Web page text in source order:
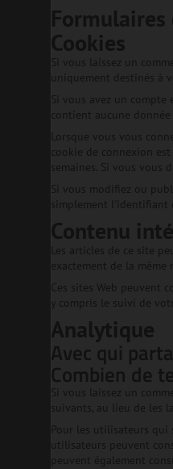
Cookies
Si vous laissez un
uniquement destinés à
Si vous avez un
contient aucune
Lorsque vous vous
cookie de connexion
semaines. Si vous
Si vous modifiez ou
simplement
Contenu
Les articles de ce site
exactement de la
Ces sites Web peuvent
y compris le suivi de
Analytique
Avec qui
Combien
Si vous laissez un
suivants, au lieu de les
Pour les utilisateurs qui
utilisateurs peuvent
peuvent également